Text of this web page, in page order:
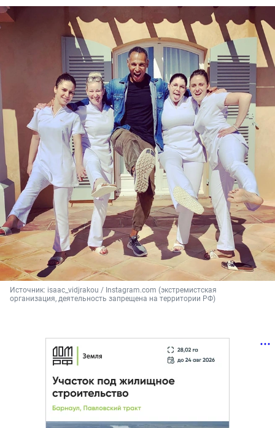
Источник: isaac_vidjrakou / Instagram.com (экстремистская
организация, деятельность запрещена на территории РФ)